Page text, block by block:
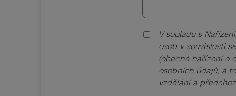
V souladu s
osob v souvislosti
(obecné nařízení o
osobních údajů, a
vzdělání a